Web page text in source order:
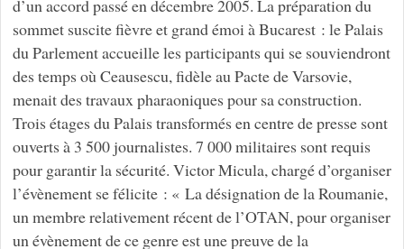
d’un accord passé en décembre 2005. La préparation du
sommet suscite fièvre et grand émoi à Bucarest : le Palais
du Parlement accueille les participants qui se souviendront
des temps où Ceausescu, fidèle au Pacte de Varsovie,
menait des travaux pharaoniques pour sa construction.
Trois étages du Palais transformés en centre de presse sont
ouverts à 3 500 journalistes. 7 000 militaires sont requis
pour garantir la sécurité. Victor Micula, chargé d’organiser
l’évènement se félicite : « La désignation de la Roumanie,
un membre relativement récent de l’OTAN, pour organiser
un évènement de ce genre est une preuve de la